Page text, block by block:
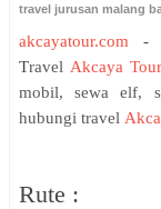
travel jurusan malang
akcayatour.com
Travel Akcaya
mobil, sewa elf,
hubungi travel
Rute :